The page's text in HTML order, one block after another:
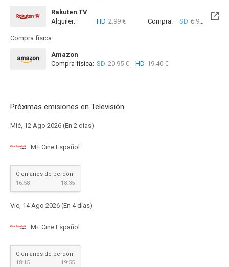
Rakuten TV
Alquiler:
HD 2.99 € Compra: SD 6.99 € HD
Compra física
Amazon
Compra física: SD 20.95 € HD 19.40 €
Próximas emisiones en Televisión
Mié, 12 Ago 2026 (En 2 días)
M+ Cine Español
Cien años de perdón
16:58
18:35
Vie, 14 Ago 2026 (En 4 días)
M+ Cine Español
Cien años de perdón
18:15
19:55